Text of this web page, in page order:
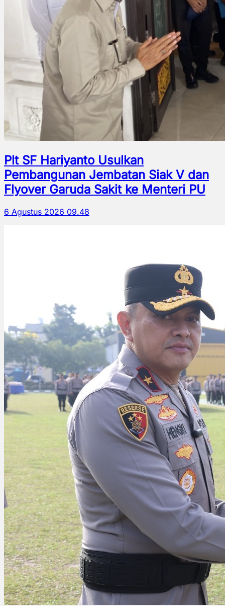
Plt SF Hariyanto Usulkan
Pembangunan Jembatan Siak V dan
Flyover Garuda Sakit ke Menteri PU
6 Agustus 2026 09.48